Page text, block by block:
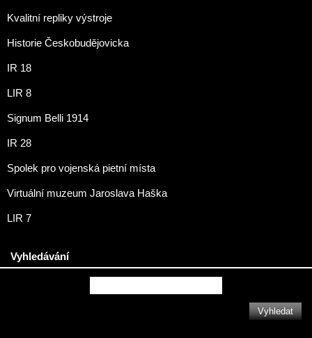
Kvalitní repliky výstroje
Historie Českobudějovicka
IR 18
LIR 8
Signum Belli 1914
IR 28
Spolek pro vojenská pietní místa
Virtuální muzeum Jaroslava Haška
LIR 7
Vyhledávání